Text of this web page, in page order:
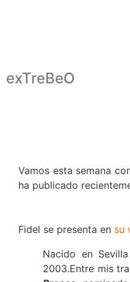
exTreBeO
Vamos esta semana
ha publicado
Fidel se presenta en su
Nacido en
2003.Entre mis